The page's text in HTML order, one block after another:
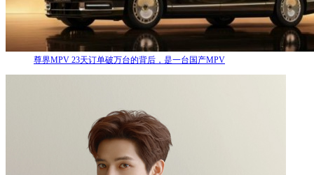
尊界MPV 23天订单破万台的背后，是一台国产MPV